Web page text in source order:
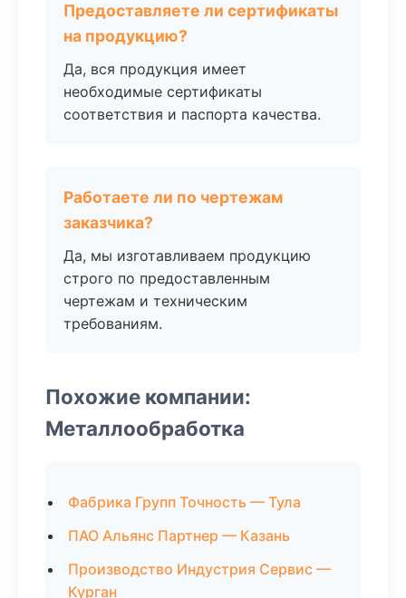
Предоставляете ли сертификаты
на продукцию?
Да, вся продукция имеет
необходимые сертификаты
соответствия и паспорта качества.
Работаете ли по чертежам
заказчика?
Да, мы изготавливаем продукцию
строго по предоставленным
чертежам и техническим
требованиям.
Похожие компании:
Металлообработка
Фабрика Групп Точность — Тула
ПАО Альянс Партнер — Казань
Производство Индустрия Сервис —
Курган